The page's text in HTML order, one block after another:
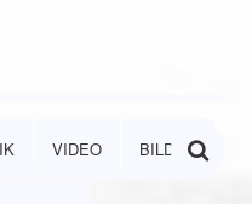
VIDEO BILDER